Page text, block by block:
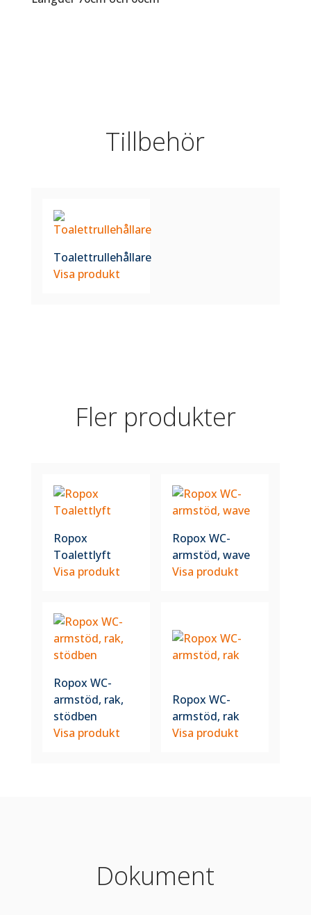
Tillbehör
Toalettrullehållare
Visa produkt
Fler produkter
Ropox
Toalettlyft
Visa produkt
Ropox WC-
armstöd, wave
Visa produkt
Ropox WC-
armstöd, rak,
stödben
Visa produkt
Ropox WC-
armstöd, rak
Visa produkt
Dokument